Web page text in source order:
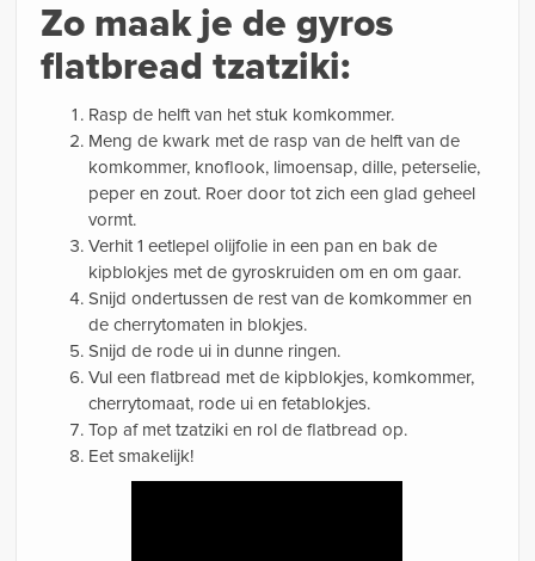
Zo maak je de gyros
flatbread tzatziki:
Rasp de helft van het stuk komkommer.
Meng de kwark met de rasp van de helft van de
komkommer, knoflook, limoensap, dille, peterselie,
peper en zout. Roer door tot zich een glad geheel
vormt.
Verhit 1 eetlepel olijfolie in een pan en bak de
kipblokjes met de gyroskruiden om en om gaar.
Snijd ondertussen de rest van de komkommer en
de cherrytomaten in blokjes.
Snijd de rode ui in dunne ringen.
Vul een flatbread met de kipblokjes, komkommer,
cherrytomaat, rode ui en fetablokjes.
Top af met tzatziki en rol de flatbread op.
Eet smakelijk!